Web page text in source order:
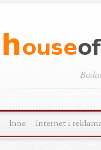
Inne Internet i